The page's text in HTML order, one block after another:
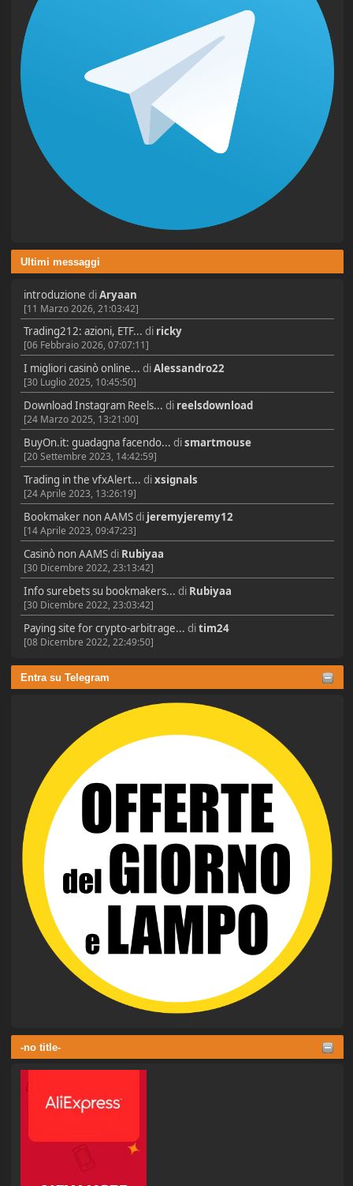
Ultimi messaggi
introduzione diAryaan
[11 Marzo 2026, 21:03:42]
Trading212: azioni, ETF... di ricky
[06 Febbraio 2026, 07:07:11]
I migliori casinò online... diAlessandro22
[30 Luglio 2025, 10:45:50]
Download Instagram Reels... di reelsdownload
[24 Marzo 2025, 13:21:00]
BuyOn.it: guadagna facendo... dismartmouse
[20 Settembre 2023, 14:42:59]
Trading in the vfxAlert... dixsignals
[24 Aprile 2023, 13:26:19]
Bookmaker non AAMSdi jeremyjeremy12
[14 Aprile 2023, 09:47:23]
Casinò non AAMSdi Rubiyaa
[30 Dicembre 2022, 23:13:42]
Info surebets su bookmakers... di Rubiyaa
[30 Dicembre 2022, 23:03:42]
Paying site for crypto-arbitrage... ditim24
[08 Dicembre 2022, 22:49:50]
Entra su Telegram
-no title-